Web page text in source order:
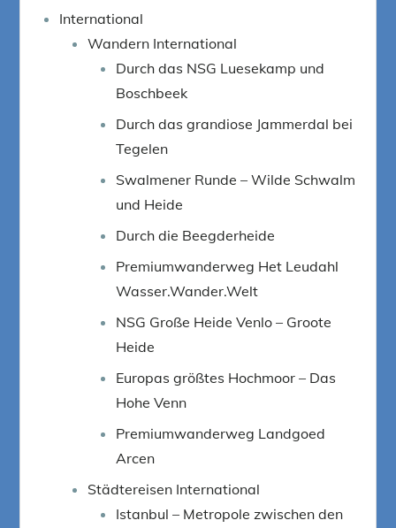
International
Wandern International
Durch das NSG Luesekamp und
Boschbeek
Durch das grandiose Jammerdal bei
Tegelen
Swalmener Runde – Wilde Schwalm
und Heide
Durch die Beegderheide
Premiumwanderweg Het Leudahl
Wasser.Wander.Welt
NSG Große Heide Venlo – Groote
Heide
Europas größtes Hochmoor – Das
Hohe Venn
Premiumwanderweg Landgoed
Arcen
Städtereisen International
Istanbul – Metropole zwischen den